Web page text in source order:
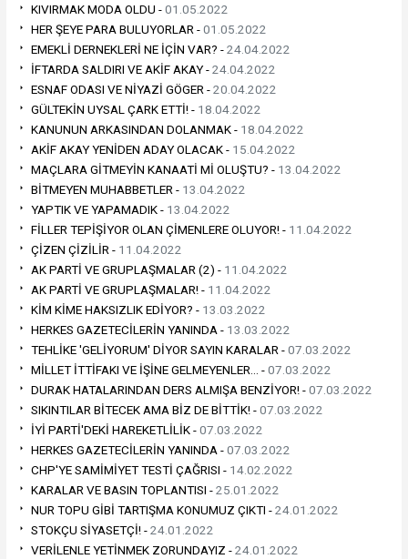
KIVIRMAK MODA OLDU -01.05.2022
HER ŞEYE PARA BULUYORLAR -01.05.2022
EMEKLİ DERNEKLERİ NE İÇİN VAR? -24.04.2022
İFTARDA SALDIRI VE AKİF AKAY -24.04.2022
ESNAF ODASI VE NİYAZİ GÖGER -20.04.2022
GÜLTEKİN UYSAL ÇARK ETTİ! - 18.04.2022
KANUNUN ARKASINDAN DOLANMAK - 18.04.2022
AKİF AKAY YENİDEN ADAY OLACAK - 15.04.2022
MAÇLARA GİTMEYİN KANAATİ Mİ OLUŞTU? - 13.04.2022
BİTMEYEN MUHABBETLER - 13.04.2022
YAPTIK VE YAPAMADIK - 13.04.2022
FİLLER TEPİŞİYOR OLAN ÇİMENLERE OLUYOR! - 11.04.2022
ÇİZEN ÇİZİLİR - 11.04.2022
AK PARTİ VE GRUPLAŞMALAR (2) - 11.04.2022
AK PARTİ VE GRUPLAŞMALAR! - 11.04.2022
KİM KİME HAKSIZLIK EDİYOR? - 13.03.2022
HERKES GAZETECİLERİN YANINDA - 13.03.2022
TEHLİKE 'GELİYORUM' DİYOR SAYIN KARALAR -07.03.2022
MİLLET İTTİFAKI VE İŞİNE GELMEYENLER… -07.03.2022
DURAK HATALARINDAN DERS ALMIŞA BENZİYOR! -07.03.2022
SIKINTILAR BİTECEK AMA BİZ DE BİTTİK! -07.03.2022
İYİ PARTİ'DEKİ HAREKETLİLİK -07.03.2022
HERKES GAZETECİLERİN YANINDA -07.03.2022
CHP'YE SAMİMİYET TESTİ ÇAĞRISI - 14.02.2022
KARALAR VE BASIN TOPLANTISI -25.01.2022
NUR TOPU GİBİ TARTIŞMA KONUMUZ ÇIKTI -24.01.2022
STOKÇU SİYASETÇİ! -24.01.2022
VERİLENLE YETİNMEK ZORUNDAYIZ -24.01.2022